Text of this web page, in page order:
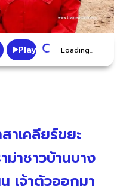
Play Loading...
าเคลียร์ขยะ
าชาวบ้านบาง
เจ้าตัวออกมา